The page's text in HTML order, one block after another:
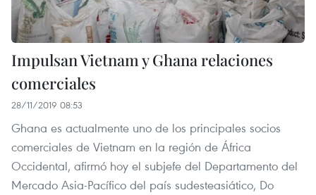
Impulsan Vietnam y Ghana relaciones
comerciales
28/11/2019 08:53
Ghana es actualmente uno de los principales socios
comerciales de Vietnam en la región de África
Occidental, afirmó hoy el subjefe del Departamento del
Mercado Asia-Pacífico del país sudesteasiático, Do